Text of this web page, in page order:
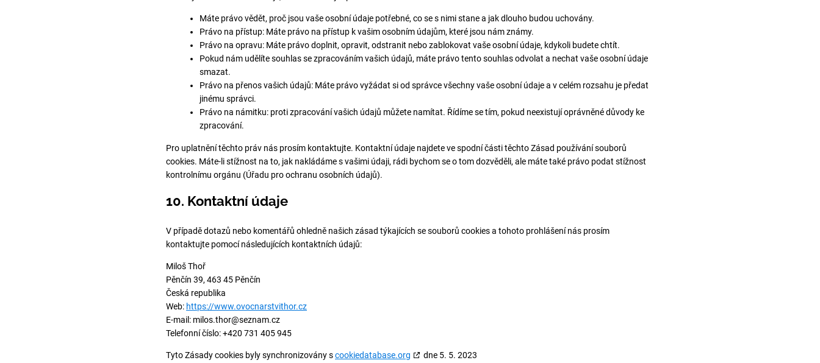
Máte právo vědět, proč jsou vaše osobní údaje potřebné, co se s nimi stane a jak dlouho budou uchovány.
Právo na přístup: Máte právo na přístup k vašim osobním údajům, které jsou nám známy.
Právo na opravu: Máte právo doplnit, opravit, odstranit nebo zablokovat vaše osobní údaje, kdykoli budete chtít.
Pokud nám udělíte souhlas se zpracováním vašich údajů, máte právo tento souhlas odvolat a nechat vaše osobní údaje
smazat.
Právo na přenos vašich údajů: Máte právo vyžádat si od správce všechny vaše osobní údaje a v celém rozsahu je předat
jinému správci.
Právo na námitku: proti zpracování vašich údajů můžete namítat. Řídíme se tím, pokud neexistují oprávněné důvody ke
zpracování.
Pro uplatnění těchto práv nás prosím kontaktujte. Kontaktní údaje najdete ve spodní části těchto Zásad používání souborů
cookies. Máte-li stížnost na to, jak nakládáme s vašimi údaji, rádi bychom se o tom dozvěděli, ale máte také právo podat stížnost
kontrolnímu orgánu (Úřadu pro ochranu osobních údajů).
10. Kontaktní údaje
V případě dotazů nebo komentářů ohledně našich zásad týkajících se souborů cookies a tohoto prohlášení nás prosím
kontaktujte pomocí následujících kontaktních údajů:
Miloš Thoř
Pěnčín 39, 463 45 Pěnčín
Česká republika
Web: https://www.ovocnarstvithor.cz
E-mail: milos.thor@seznam.cz
Telefonní číslo: +420 731 405 945
Tyto Zásady cookies byly synchronizovány scookiedatabase.org dne 5. 5. 2023